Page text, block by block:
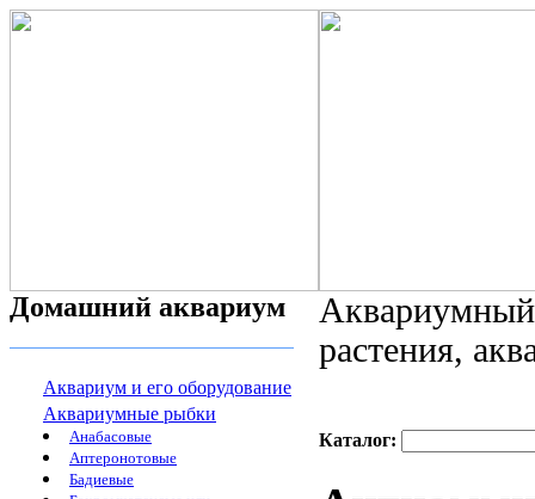
Домашний аквариум
Аквариум и его оборудование
Аквариумные рыбки
Анабасовые
Аптеронотовые
Бадиевые
растения,
Каталог: